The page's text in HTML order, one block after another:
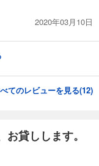
2020年03月10日
てのレビューを見る(12)
貸しします。